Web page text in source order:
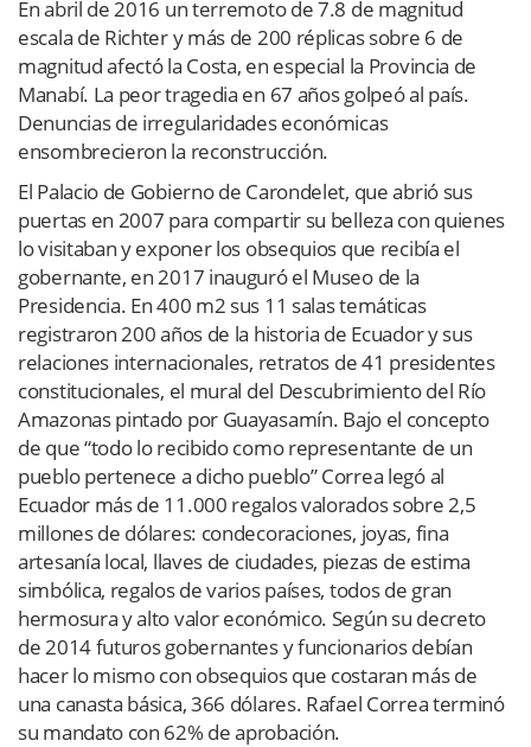
En abril de 2016 un terremoto de 7.8 de magnitud
escala de Richter y más de 200 réplicas sobre 6 de
magnitud afectó la Costa, en especial la Provincia de
Manabí. La peor tragedia en 67 años golpeó al país.
Denuncias de irregularidades económicas
ensombrecieron la reconstrucción.
El Palacio de Gobierno de Carondelet, que abrió sus
puertas en 2007 para compartir su belleza con quienes
lo visitaban y exponer los obsequios que recibía el
gobernante, en 2017 inauguró el Museo de la
Presidencia. En 400 m2 sus 11 salas temáticas
registraron 200 años de la historia de Ecuador y sus
relaciones internacionales, retratos de 41 presidentes
constitucionales, el mural del Descubrimiento del Río
Amazonas pintado por Guayasamín. Bajo el concepto
de que “todo lo recibido como representante de un
pueblo pertenece a dicho pueblo” Correa legó al
Ecuador más de 11.000 regalos valorados sobre 2,5
millones de dólares: condecoraciones, joyas, fina
artesanía local, llaves de ciudades, piezas de estima
simbólica, regalos de varios países, todos de gran
hermosura y alto valor económico. Según su decreto
de 2014 futuros gobernantes y funcionarios debían
hacer lo mismo con obsequios que costaran más de
una canasta básica, 366 dólares. Rafael Correa terminó
su mandato con 62% de aprobación.